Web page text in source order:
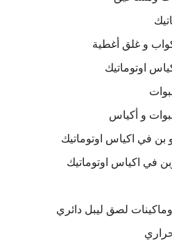
و غلق أغطية
اوتوماتيك
و أكياس
بن في اكياس اوتوماتيك
في اكياس اوتوماتيك
لصق ليبل دائري